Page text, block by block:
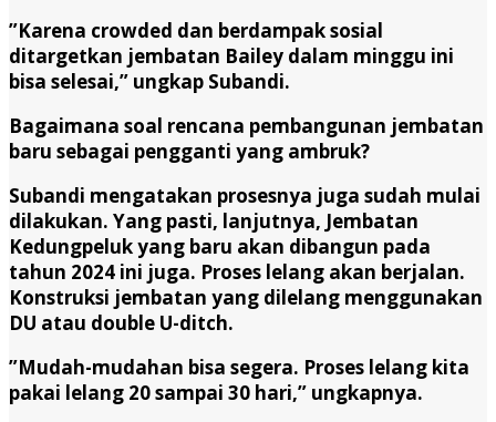
”Karena crowded dan berdampak sosial
ditargetkan jembatan Bailey dalam minggu ini
bisa selesai,” ungkap Subandi.
Bagaimana soal rencana pembangunan jembatan
baru sebagai pengganti yang ambruk?
Subandi mengatakan prosesnya juga sudah mulai
dilakukan. Yang pasti, lanjutnya, Jembatan
Kedungpeluk yang baru akan dibangun pada
tahun 2024 ini juga. Proses lelang akan berjalan.
Konstruksi jembatan yang dilelang menggunakan
DU atau double U-ditch.
”Mudah-mudahan bisa segera. Proses lelang kita
pakai lelang 20 sampai 30 hari,” ungkapnya.